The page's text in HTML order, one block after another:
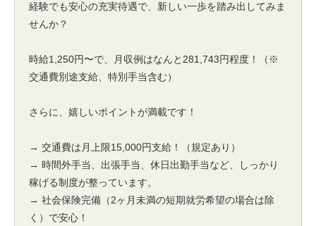
経験でも安心の充実待遇で、新しい一歩を踏み出してみま
せんか？
時給1,250円〜で、月収例はなんと281,743円程度！（※
交通費別途支給、特別手当含む）
さらに、嬉しいポイントが満載です！
→ 交通費は月上限15,000円支給！（規定あり）
→ 時間外手当、出張手当、休日出勤手当など、しっかり
稼げる制度が整っています。
→ 社会保険完備（2ヶ月未満の短期就労希望の場合は除
く）で安心！